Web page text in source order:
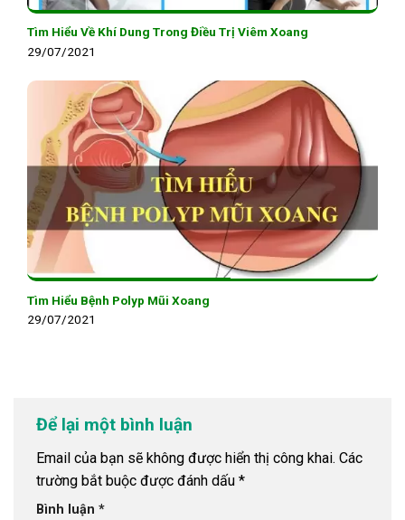
Tìm Hiểu Về Khí Dung Trong Điều Trị Viêm Xoang
29/07/2021
Tìm Hiểu Bệnh Polyp Mũi Xoang
29/07/2021
Để lại một bình luận
Email của bạn sẽ không được hiển thị công khai. Các
trường bắt buộc được đánh dấu *
Bình luận *